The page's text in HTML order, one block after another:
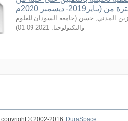
ديسمبر 2020م
المدني, حسن (جامعة السودان للعلوم
والتكنولوجيا,
2021-09-01
)
copyright © 2002-2016 DuraSpace